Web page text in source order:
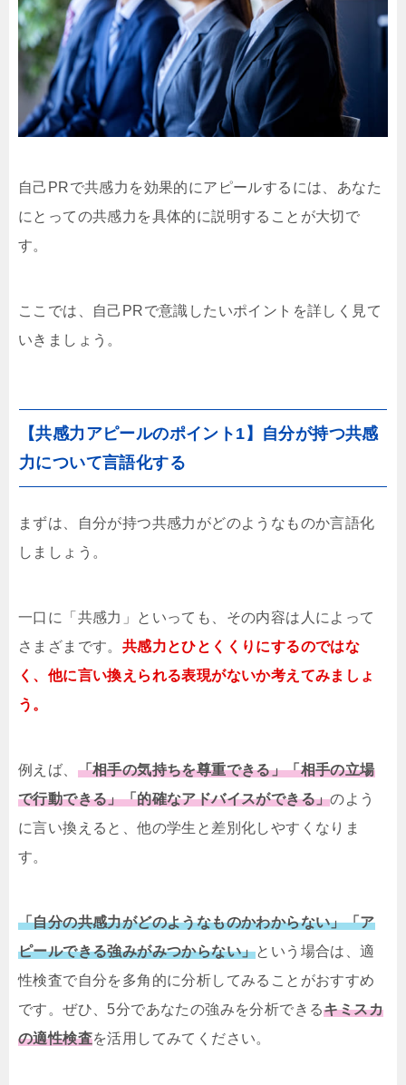
自己PRで共感力を効果的にアピールするには、あなた
にとっての共感力を具体的に説明することが大切で
す。
ここでは、自己PRで意識したいポイントを詳しく見て
いきましょう。
【共感力アピールのポイント1】自分が持つ共感
力について言語化する
まずは、自分が持つ共感力がどのようなものか言語化
しましょう。
一口に「共感力」といっても、その内容は人によって
さまざまです。 共感力とひとくくりにするのではな
く、他に言い換えられる表現がないか考えてみましょ
う。
例えば、 「相手の気持ちを尊重できる」「相手の立場
で行動できる」「的確なアドバイスができる」のよう
に言い換えると、他の学生と差別化しやすくなりま
す。
「自分の共感力がどのようなものかわからない」「ア
ピールできる強みがみつからない」という場合は、適
性検査で自分を多角的に分析してみることがおすすめ
です。ぜひ、5分であなたの強みを分析できるキミスカ
の適性検査を活用してみてください。